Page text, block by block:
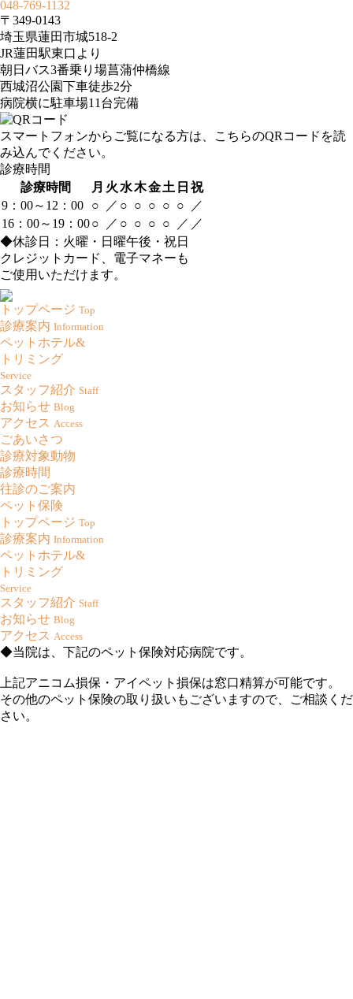
048-769-1132
〒349-0143
埼玉県蓮田市城518-2
JR蓮田駅東口より
朝日バス3番乗り場菖蒲仲橋線
西城沼公園下車徒歩2分
病院横に駐車場11台完備
スマートフォンからご覧になる方は、こちらのQRコードを読
み込んでください。
診療時間
診療時間
月 火 水木金土 日 祝
9：00～12：00
○ ／ ○ ○ ○ ○ ○
／
16：00～19：00○ ／ ○ ○ ○ ○ ／ ／
◆休診日：火曜・日曜午後・祝日
クレジットカード、電子マネーも
ご使用いただけます。
トップページ Top
診療案内 Information
ペットホテル&
トリミング
Service
スタッフ紹介 Staff
お知らせ Blog
アクセス Access
ごあいさつ
診療対象動物
診療時間
往診のご案内
ペット保険
トップページ Top
診療案内 Information
ペットホテル&
トリミング
Service
スタッフ紹介 Staff
お知らせ Blog
アクセス Access
◆当院は、下記のペット保険対応病院です。
上記アニコム損保・アイペット損保は窓口精算が可能です。
その他のペット保険の取り扱いもございますので、ご相談くだ
さい。